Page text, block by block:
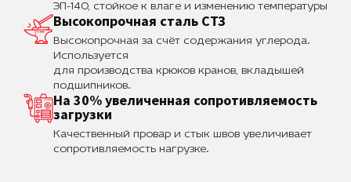
ЭП-140, стойкое к влаге и изменению температуры
Высокопрочная сталь СТЗ
Высокопрочная за счёт содержания углерода.
Используется
для производства крюков кранов, вкладышей
подшипников.
На 30% увеличенная сопротивляемость
загрузки
Качественный провар и стык швов увеличивает
сопротивляемость нагрузке.